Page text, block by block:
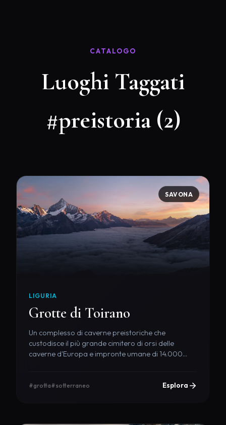
CATALOGO
Luoghi Taggati
#preistoria (2)
SAVONA
LIGURIA
Grotte di Toirano
Un complesso di caverne preistoriche che
custodisce il più grande cimitero di orsi delle
caverne d'Europa e impronte umane di 14.000
#grotta#sotterraneo Esplora